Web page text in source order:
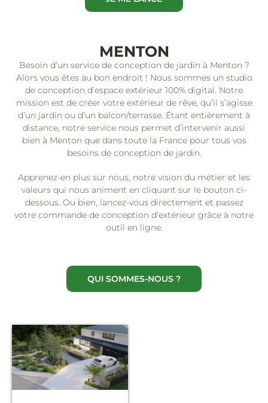
MENTON
Besoin d’un service de conception de jardin à Menton ?
Alors vous êtes au bon endroit ! Nous sommes un studio
de conception d’espace extérieur 100% digital. Notre
mission est de créer votre extérieur de rêve, qu’il s’agisse
d’un jardin ou d’un balcon/terrasse. Étant entièrement à
distance, notre service nous permet d’intervenir aussi
bien à Menton que dans toute la France pour tous vos
besoins de conception de jardin.
Apprenez-en plus sur nous, notre vision du métier et les
valeurs qui nous animent en cliquant sur le bouton ci-
dessous. Ou bien, lancez-vous directement et passez
votre commande de conception d’extérieur grâce à notre
outil en ligne.
QUI SOMMES-NOUS ?